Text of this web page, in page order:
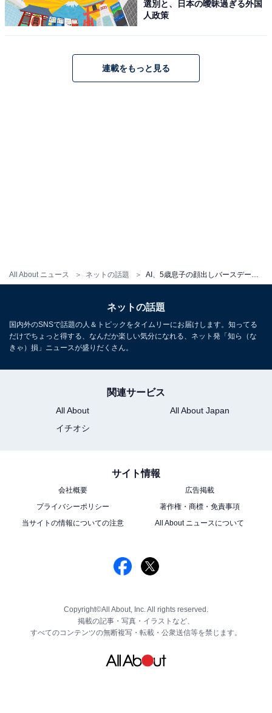
All About ニュース ネットの話題
選別と、日本の曖昧過ぎる外国
人政策
連載をもっと見る
ネットの話題
国内外のSNSで話題の人＆トピックをタイムリーにお届けします。知ってる
だけでちょっと得する、なんだか楽しい気分になれる、ネット発「知ら（な
きゃ）損」ニュースが盛りだくさん。
関連サービス
All About
All About Japan
イチオシ
サイト情報
会社概要
広告掲載
プライバシーポリシー
著作権・商標・免責事項
当サイトの情報についての注意
All About ニュースについて
Copyright©All About, Inc. All rights reserved.
掲載の記事・写真・イラストなど、
すべてのコンテンツの無断複写・転載・公衆送信等を禁じます。